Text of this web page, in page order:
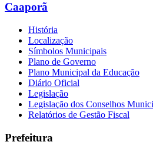
Caaporã
História
Localização
Símbolos Municipais
Plano de Governo
Plano Municipal da Educação
Diário Oficial
Legislação
Legislação dos Conselhos
Relatórios de Gestão Fiscal
Prefeitura